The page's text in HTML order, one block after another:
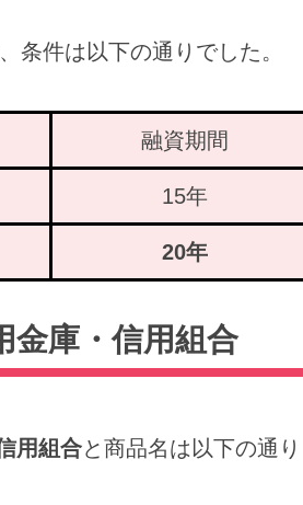
条件は以下の通りでした。
融資期間
15年
20年
金庫・信用組合
用組合と商品名は以下の通り